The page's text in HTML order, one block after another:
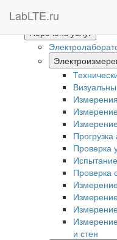
LabLTE.ru
Главная
Перечень услуг
Проверка
Проверка
и стен